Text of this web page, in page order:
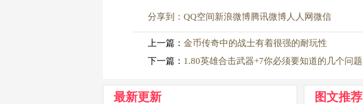
分享到： QQ空间新浪微博腾讯微博人人网微信
上一篇： 金币传奇中的战士有着很强的耐玩性
下一篇： 1.80英雄合击武器+7你必须要知道的几个问题
最新更新 图文推荐